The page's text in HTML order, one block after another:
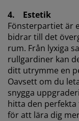
4. Estetik
Fönsterpartiet är
bidrar till det
rum. Från lyxiga
rullgardiner kan
ditt utrymme en
Oavsett om du
snygga
hitta den
för att lära dig